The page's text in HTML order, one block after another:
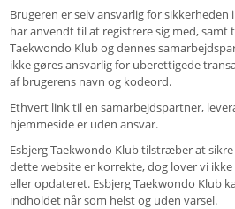
Brugeren er selv ansvarlig for
har anvendt til at registrere sig med, samt
Taekwondo Klub og dennes
ikke gøres ansvarlig for uberettigede
af brugerens navn og kodeord.
Ethvert link til en samarbejdspartner,
hjemmeside er uden ansvar.
Esbjerg Taekwondo Klub tilstræber at
dette website er korrekte, dog lover vi
eller opdateret. Esbjerg Taekwondo Klub
indholdet når som helst og uden varsel.